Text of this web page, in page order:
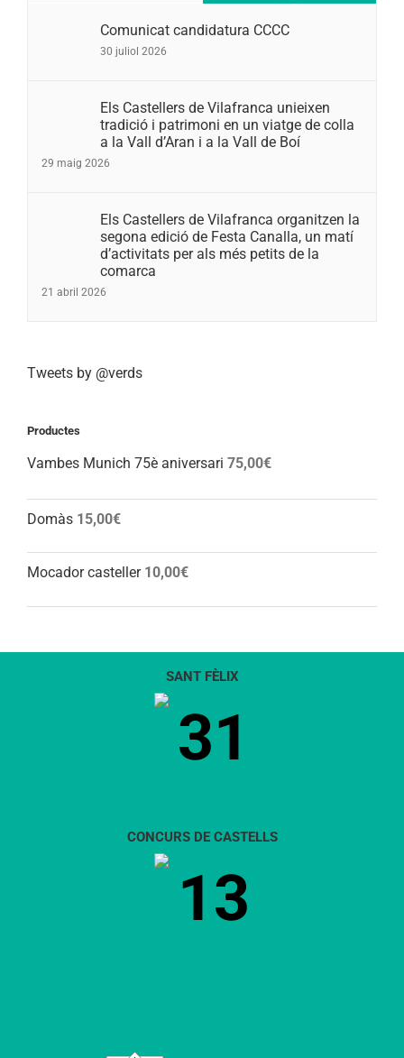
Comunicat candidatura CCCC
30 juliol 2026
Els Castellers de Vilafranca unieixen
tradició i patrimoni en un viatge de colla
a la Vall d’Aran i a la Vall de Boí
29 maig 2026
Els Castellers de Vilafranca organitzen la
segona edició de Festa Canalla, un matí
d’activitats per als més petits de la
comarca
21 abril 2026
Tweets by @verds
Productes
Vambes Munich 75è aniversari 75,00€
Domàs 15,00€
Mocador casteller 10,00€
SANT FÈLIX
31
CONCURS DE CASTELLS
13